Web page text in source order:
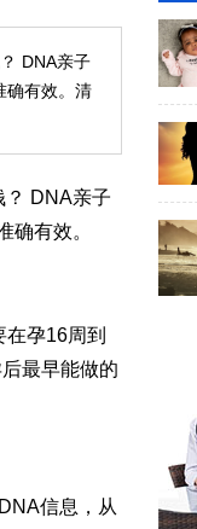
DNA亲子
确有效。清
？ DNA亲子
确有效。
孕16周到
最早能做的
信息，从